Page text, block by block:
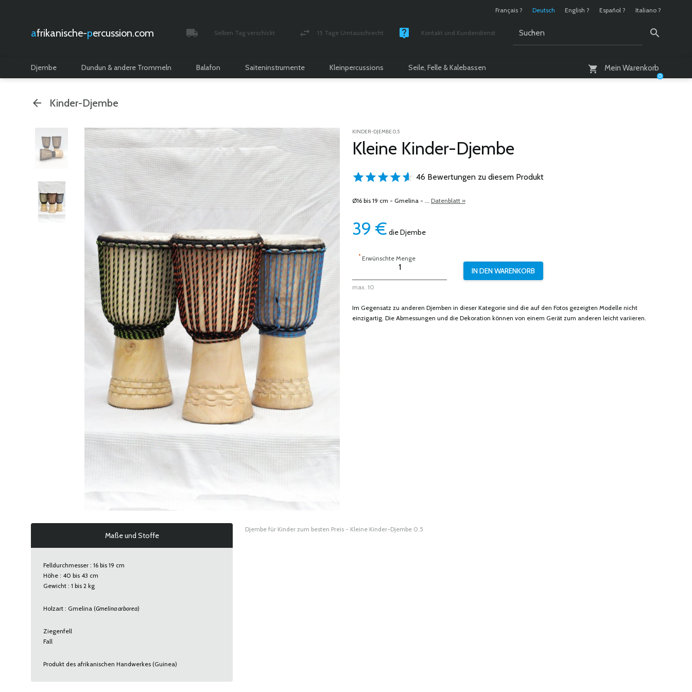
Français ? Deutsch English ? Español ? Italiano ?
afrikanische- percussion.com Selben Tag verschickt 15 Tage Umtauschrecht Kontakt und Kundendienst
Mein Warenkorb
0
Djembe Dundun & andere Trommeln Balafon Saiteninstrumente Kleinpercussions Seile, Felle & Kalebassen
Kinder-Djembe
KINDER-DJEMBE 0.5
Kleine Kinder-Djembe
46 Bewertungen zu diesem Produkt
Ø16 bis 19 cm - Gmelina - ... Datenblatt »
39 € die Djembe
*Erwünschte Menge
max. 10
Im Gegensatz zu anderen Djemben in dieser Kategorie sind die auf den Fotos gezeigten Modelle nicht
einzigartig. Die Abmessungen und die Dekoration können von einem Gerät zum anderen leicht variieren.
Maße und Stoffe
Felldurchmesser : 16 bis 19 cm
Höhe : 40 bis 43 cm
Gewicht : 1 bis 2 kg
Holzart : Gmelina (Gmelina arborea)
Ziegenfell
Fall
Produkt des afrikanischen Handwerkes (Guinea)
Djembe für Kinder zum besten Preis - Kleine Kinder-Djembe 0.5